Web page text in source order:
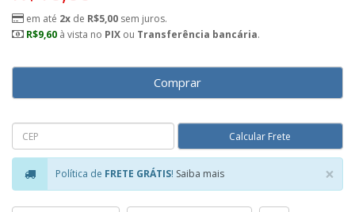
em até 2x de R$5,00 sem juros.
R$9,60 à vista no PIX ou Transferência bancária.
Comprar
×
Política de FRETE GRÁTIS! Saiba mais